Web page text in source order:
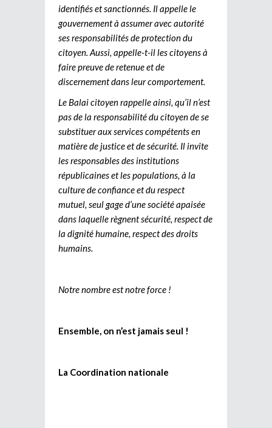
identifiés et sanctionnés. Il appelle le
gouvernement à assumer avec autorité
ses responsabilités de protection du
citoyen. Aussi, appelle-t-il les citoyens à
faire preuve de retenue et de
discernement dans leur comportement.
Le Balai citoyen rappelle ainsi, qu’il n’est
pas de la responsabilité du citoyen de se
substituer aux services compétents en
matière de justice et de sécurité. Il invite
les responsables des institutions
républicaines et les populations, à la
culture de confiance et du respect
mutuel, seul gage d’une société apaisée
dans laquelle règnent sécurité, respect de
la dignité humaine, respect des droits
humains.
Notre nombre est notre force !
Ensemble, on n’est jamais seul !
La Coordination nationale